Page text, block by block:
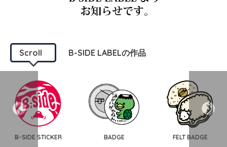
Scroll B-SIDE LABELの作品
B-SIDE STICKER BADGE FELT BADGE